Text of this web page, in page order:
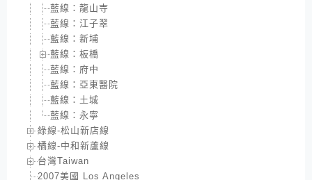
藍線：龍山寺
藍線：江子翠
藍線：新埔
藍線：板橋
藍線：府中
藍線：亞東醫院
藍線：土城
藍線：永寧
綠線-松山新店線
橘線-中和新蘆線
台灣Taiwan
2007美國 Los Angeles